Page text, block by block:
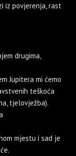
iz povjerenja, rast
drugima,
Jupitera mi ćemo
teškoća
tjelovježba).
mjestu i sad je